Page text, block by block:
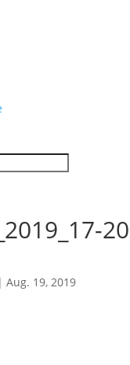
| Aug. 19, 2019